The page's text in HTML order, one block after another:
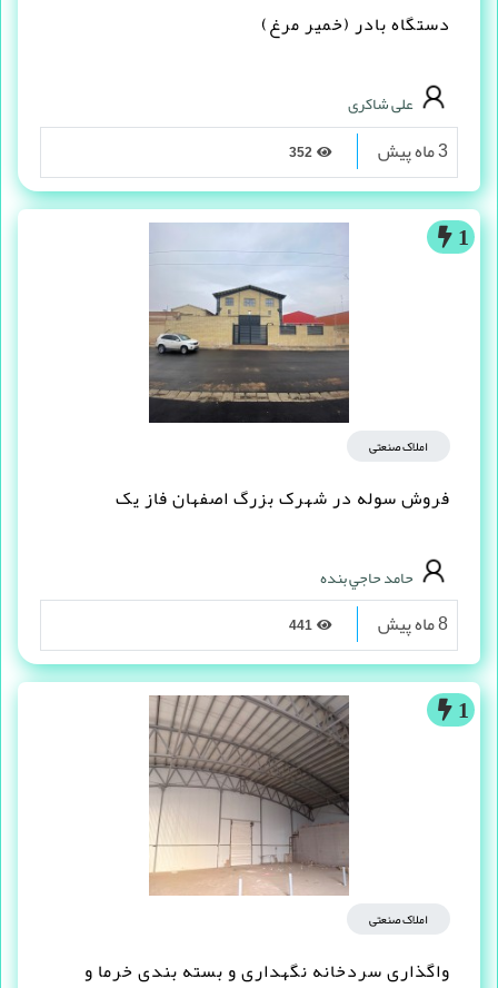
دستگاه بادر (خمیر مرغ)
علی شاکری
3 ماه پیش
1
املاک صنعتی
فروش سوله در شهرک بزرگ اصفهان فاز یک
حامد حاجي بنده
8 ماه پیش
1
املاک صنعتی
واگذاری سردخانه نگهداری و بسته بندی خرما و